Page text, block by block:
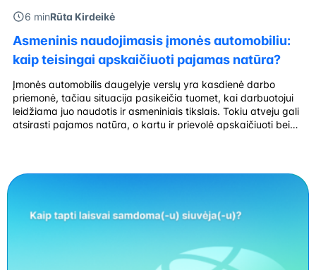
6 minRūta Kirdeikė
Asmeninis naudojimasis įmonės automobiliu:
kaip teisingai apskaičiuoti pajamas natūra?
Įmonės automobilis daugelyje verslų yra kasdienė darbo
priemonė, tačiau situacija pasikeičia tuomet, kai darbuotojui
leidžiama juo naudotis ir asmeniniais tikslais. Tokiu atveju gali
atsirasti pajamos natūra, o kartu ir prievolė apskaičiuoti bei